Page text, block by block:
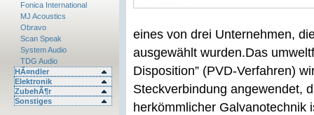
Fonica International
MJ Acoustics
Obravo
Scan Speak
System Audio
TDG Audio
HÃ¤ndler
Elektronik
ZubehÃ¶r
Sonstiges
eines von drei Unternehmen,
ausgewählt wurden.Das
Disposition” (PVD-Verfahren)
Steckverbindung angewendet,
herkömmlicher Galvanotechnik